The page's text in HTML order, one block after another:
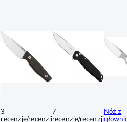
3
recenzje/recenzji
7
recenzje/recenzji
Nóż z